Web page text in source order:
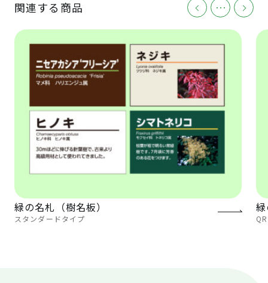
関連する商品 ･･･
緑の名札（樹名板）
スタンダードタイプ